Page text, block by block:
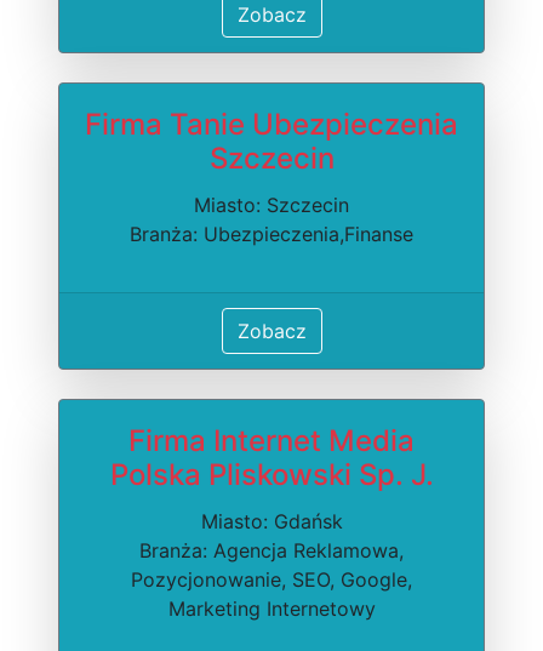
Zobacz
Firma Tanie Ubezpieczenia
Szczecin
Miasto: Szczecin
Branża: Ubezpieczenia,Finanse
Zobacz
Firma Internet Media
Polska Pliskowski Sp. J.
Miasto: Gdańsk
Branża: Agencja Reklamowa,
Pozycjonowanie, SEO, Google,
Marketing Internetowy